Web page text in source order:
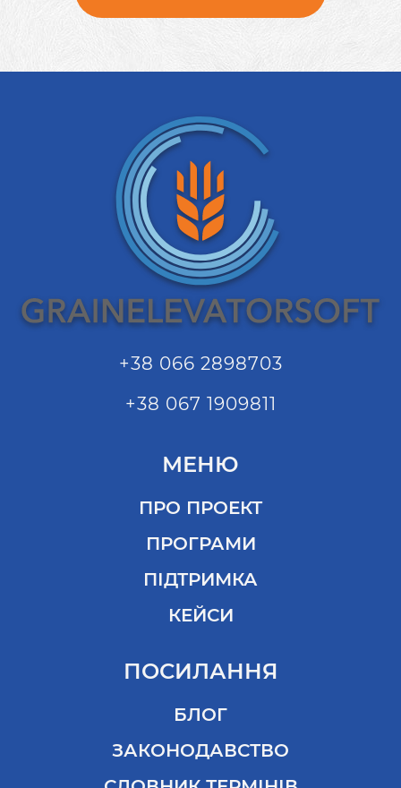
+38 066 2898703
+38 067 1909811
МЕНЮ
ПРО ПРОЕКТ
ПРОГРАМИ
ПІДТРИМКА
КЕЙСИ
ПОСИЛАННЯ
БЛОГ
ЗАКОНОДАВСТВО